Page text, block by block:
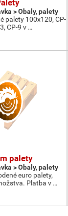
> Obaly, palety
palety 100x120, CP-
CP-9 v …
palety
> Obaly, palety
euro palety,
Platba v …